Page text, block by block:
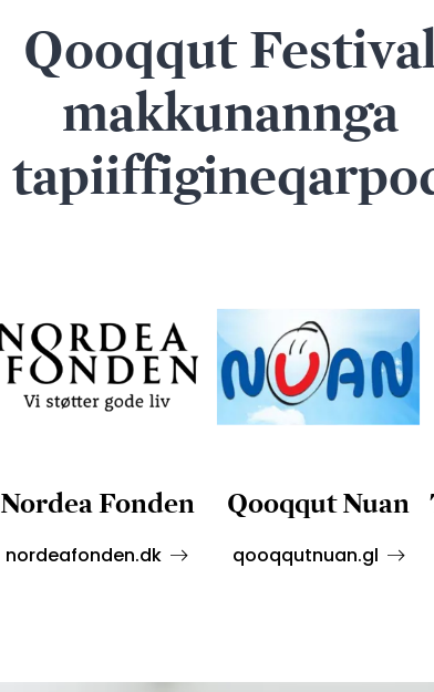
Qooqqut Festival
makkunannga
Nordea Fonden
nordeafonden.dk
Qooqqut Nuan
qooqqutnuan.gl